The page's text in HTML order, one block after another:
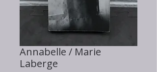
Annabelle / Marie
Laberge